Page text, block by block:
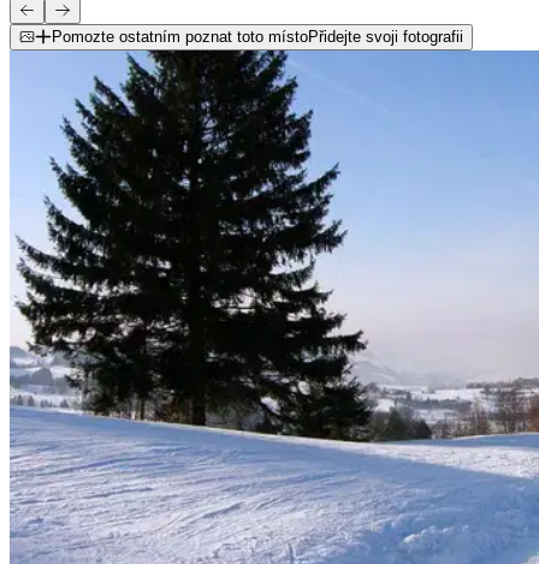
Pomozte ostatním poznat toto místoPřidejte svoji fotografii